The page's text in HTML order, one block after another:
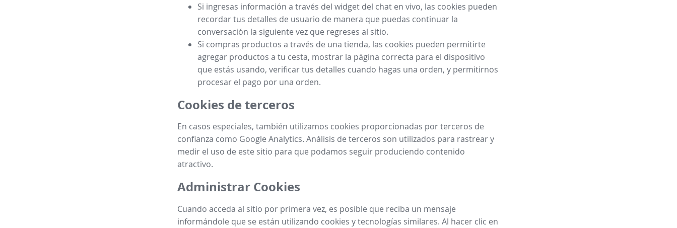
Si ingresas información a través del widget del chat en vivo, las cookies pueden
recordar tus detalles de usuario de manera que puedas continuar la
conversación la siguiente vez que regreses al sitio.
Si compras productos a través de una tienda, las cookies pueden permitirte
agregar productos a tu cesta, mostrar la página correcta para el dispositivo
que estás usando, verificar tus detalles cuando hagas una orden, y permitirnos
procesar el pago por una orden.
Cookies de terceros
En casos especiales, también utilizamos cookies proporcionadas por terceros de
confianza como Google Analytics. Análisis de terceros son utilizados para rastrear y
medir el uso de este sitio para que podamos seguir produciendo contenido
atractivo.
Administrar Cookies
Cuando acceda al sitio por primera vez, es posible que reciba un mensaje
informándole que se están utilizando cookies y tecnologías similares. Al hacer clic en